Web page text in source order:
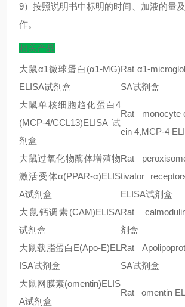
9）按照说明书中标明的时间、加液的量
作。
相关产品
大鼠α1微球蛋白 (α1-MG)
ELISA试剂盒
Rat α1-
SA试剂盒
大鼠单核细胞趋化蛋白4
(MCP-4/CCL13)ELISA 试
剂盒
Rat monocyte
ein 4,MCP-4
大鼠过氧化物酶体增殖物
激活受体α(PPAR-α)ELIS
A试剂盒
Rat
tivator
ELISA试剂盒
大鼠钙调素(CAM)ELISA
试剂盒
Rat
剂盒
大鼠载脂蛋白E(Apo-E)EL
ISA试剂盒
Rat
SA试剂盒
大鼠网膜素(omentin)ELIS
A试剂盒
Rat omentin